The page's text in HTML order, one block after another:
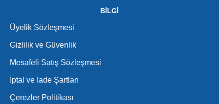
BİLGİ
Üyelik Sözleşmesi
Gizlilik ve Güvenlik
Mesafeli Satış Sözleşmesi
İptal ve İade Şartları
Çerezler Politikası